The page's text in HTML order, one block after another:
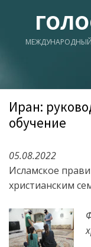
Иран:
обучение
05.08.2022
Исламское
христианским